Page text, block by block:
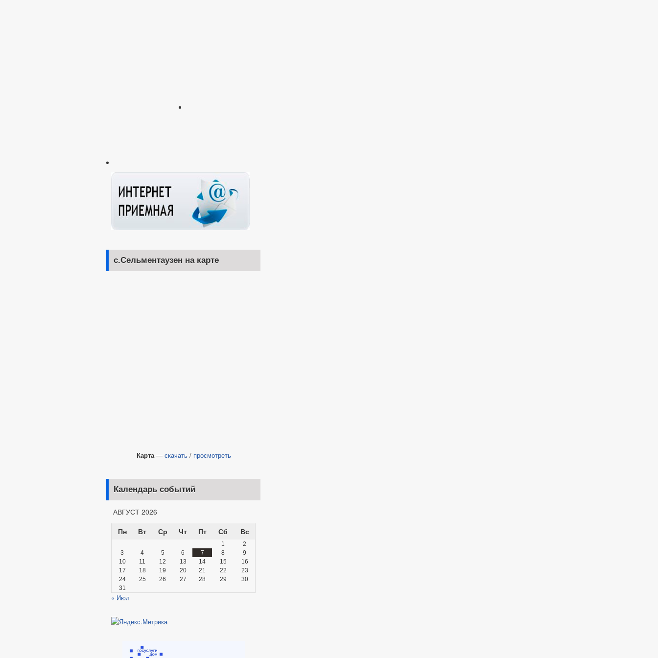
с.Сельментаузен на карте
Карта — скачать / просмотреть
Календарь событий
АВГУСТ 2026
Пн
Вт Ср Чт Пт Сб Вс
1
2
3
4 5 6 7 8
9
10
11 12 13 14 15
16
17
18 19 20 21 22
23
24
25 26 27 28 29
30
31
« Июл